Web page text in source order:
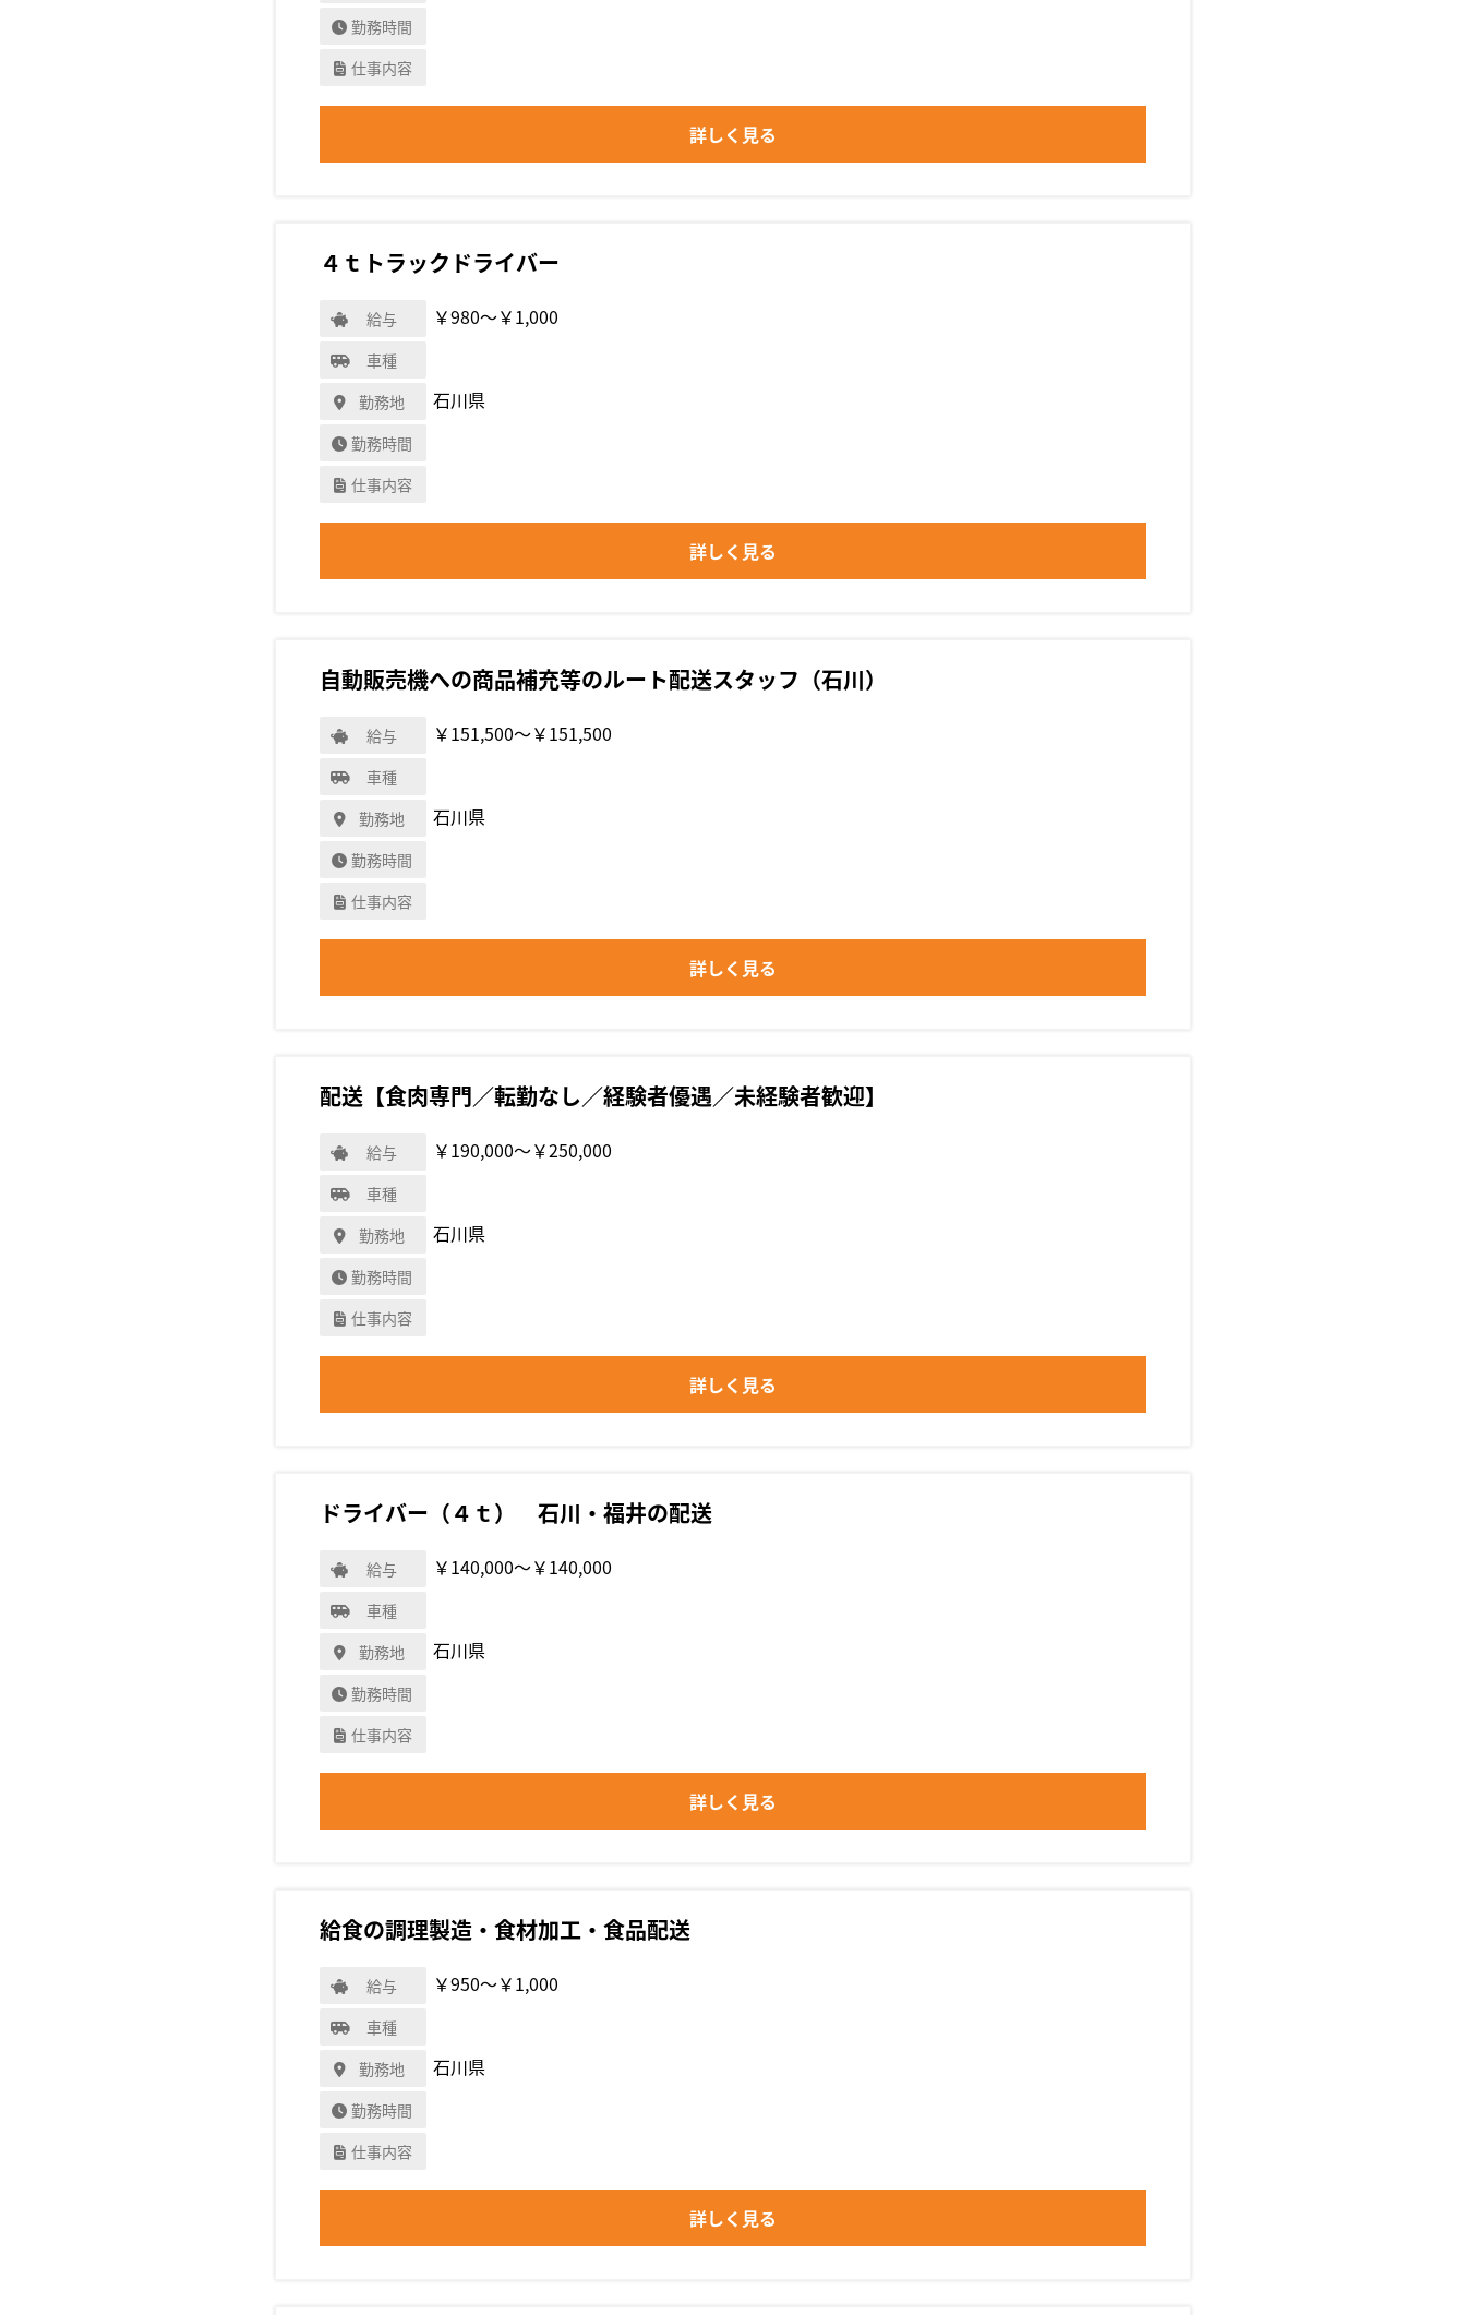
勤務時間
仕事内容
詳しく見る
４ｔトラックドライバー
給与 ￥980〜￥1,000
車種
勤務地
石川県
勤務時間
仕事内容
詳しく見る
自動販売機への商品補充等のルート配送スタッフ（石川）
給与 ￥151,500〜￥151,500
車種
勤務地
石川県
勤務時間
仕事内容
詳しく見る
配送【食肉専門／転勤なし／経験者優遇／未経験者歓迎】
給与 ￥190,000〜￥250,000
車種
勤務地
石川県
勤務時間
仕事内容
詳しく見る
ドライバー（４ｔ） 石川・福井の配送
給与 ￥140,000〜￥140,000
車種
勤務地
石川県
勤務時間
仕事内容
詳しく見る
給食の調理製造・食材加工・食品配送
給与 ￥950〜￥1,000
車種
勤務地
石川県
勤務時間
仕事内容
詳しく見る